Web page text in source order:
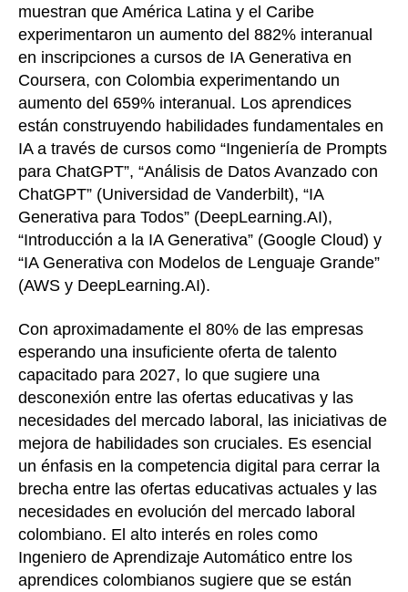
muestran que América Latina y el Caribe
experimentaron un aumento del 882% interanual
en inscripciones a cursos de IA Generativa en
Coursera, con Colombia experimentando un
aumento del 659% interanual. Los aprendices
están construyendo habilidades fundamentales en
IA a través de cursos como “Ingeniería de Prompts
para ChatGPT”, “Análisis de Datos Avanzado con
ChatGPT” (Universidad de Vanderbilt), “IA
Generativa para Todos” (DeepLearning.AI),
“Introducción a la IA Generativa” (Google Cloud) y
“IA Generativa con Modelos de Lenguaje Grande”
(AWS y DeepLearning.AI).
Con aproximadamente el 80% de las empresas
esperando una insuficiente oferta de talento
capacitado para 2027, lo que sugiere una
desconexión entre las ofertas educativas y las
necesidades del mercado laboral, las iniciativas de
mejora de habilidades son cruciales. Es esencial
un énfasis en la competencia digital para cerrar la
brecha entre las ofertas educativas actuales y las
necesidades en evolución del mercado laboral
colombiano. El alto interés en roles como
Ingeniero de Aprendizaje Automático entre los
aprendices colombianos sugiere que se están